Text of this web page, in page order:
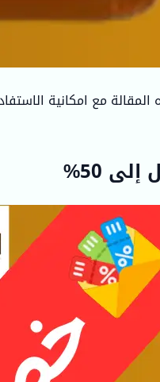
مع امكانية
50%